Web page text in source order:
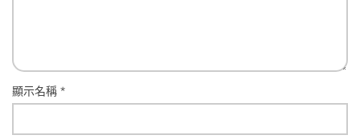
顯示名稱*